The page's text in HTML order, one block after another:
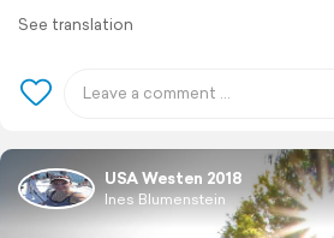
See translation
USA Westen 2018
Ines Blumenstein